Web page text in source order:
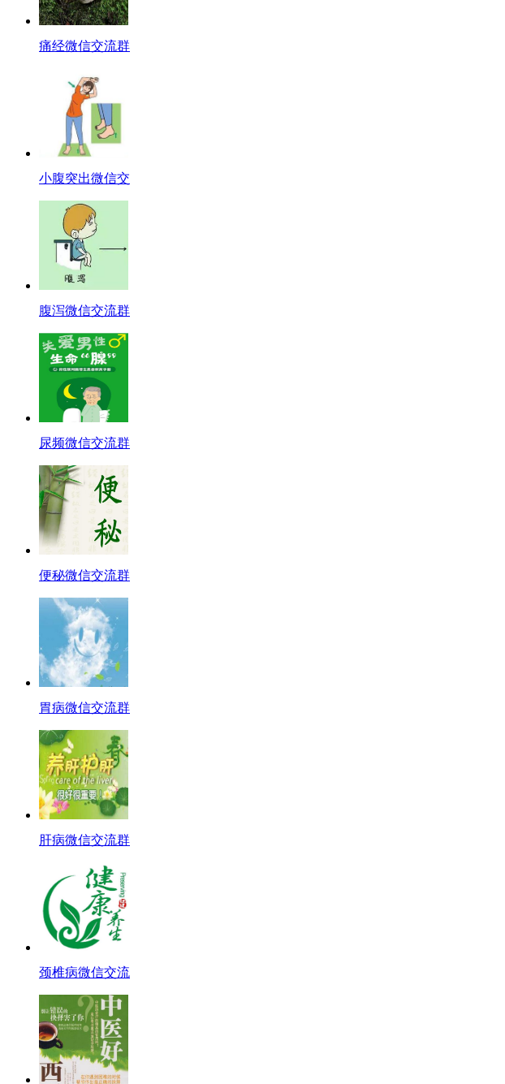
痛经微信交流群
小腹突出微信交
腹泻微信交流群
尿频微信交流群
便秘微信交流群
胃病微信交流群
肝病微信交流群
颈椎病微信交流